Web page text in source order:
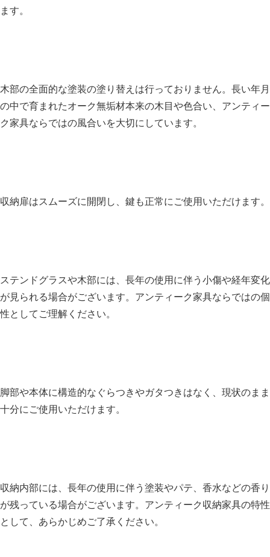
ます。
木部の全面的な塗装の塗り替えは行っておりません。長い年月
の中で育まれたオーク無垢材本来の木目や色合い、アンティー
ク家具ならではの風合いを大切にしています。
収納扉はスムーズに開閉し、鍵も正常にご使用いただけます。
ステンドグラスや木部には、長年の使用に伴う小傷や経年変化
が見られる場合がございます。アンティーク家具ならではの個
性としてご理解ください。
脚部や本体に構造的なぐらつきやガタつきはなく、現状のまま
十分にご使用いただけます。
収納内部には、長年の使用に伴う塗装やパテ、香水などの香り
が残っている場合がございます。アンティーク収納家具の特性
として、あらかじめご了承ください。